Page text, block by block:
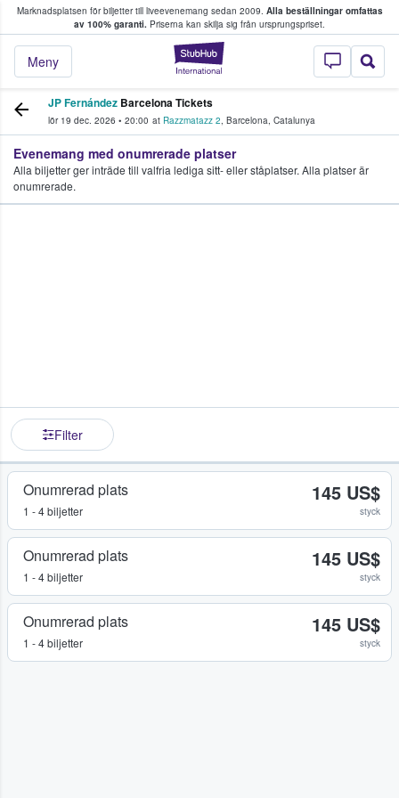
Marknadsplatsen för biljetter till liveevenemang sedan 2009. Alla beställningar omfattas
av 100% garanti. Priserna kan skilja sig från ursprungspriset.
StubHub – där
Meny
köper och säljer biljetter.
JP Fernández Barcelona Tickets
lör 19 dec. 2026 • 20:00 at Razzmatazz 2, Barcelona, Catalunya
Evenemang med onumrerade platser
Alla biljetter ger inträde till valfria lediga sitt- eller ståplatser. Alla platser är
onumrerade.
Filter
Onumrerad plats
1 - 4 biljetter
145 US$
styck
Onumrerad plats
1 - 4 biljetter
145 US$
styck
Onumrerad plats
1 - 4 biljetter
145 US$
styck